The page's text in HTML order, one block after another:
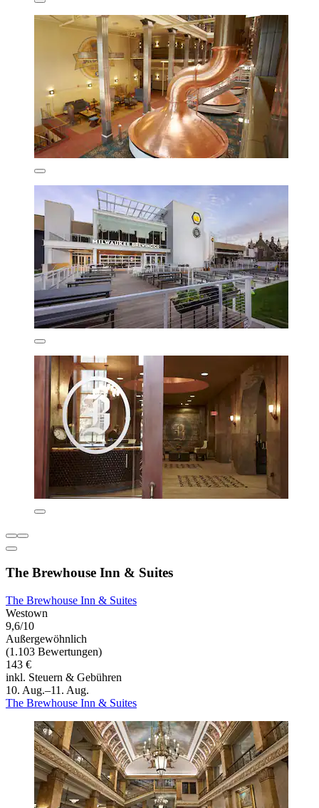
The Brewhouse Inn & Suites
The Brewhouse Inn & Suites
Westown
9,6/10
Außergewöhnlich
(1.103 Bewertungen)
143 €
inkl. Steuern & Gebühren
10. Aug.–11. Aug.
The Brewhouse Inn & Suites